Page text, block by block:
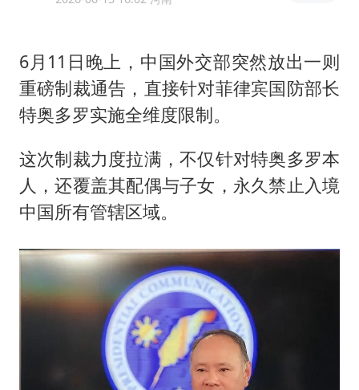
6月11日晚上，中国外交部突然放出一则
重磅制裁通告，直接针对菲律宾国防部长
特奥多罗实施全维度限制。
这次制裁力度拉满，不仅针对特奥多罗本
人，还覆盖其配偶与子女，永久禁止入境
中国所有管辖区域。